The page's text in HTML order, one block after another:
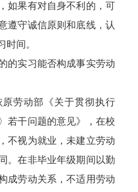
如果有对自身不利的，可
遵守诚信原则和底线，认
时间。
实习能否构成事实劳动
劳动部《关于贯彻执行
若干问题的意见》，在校
不视为就业，未建立劳动
。在非毕业年级期间以勤
成劳动关系，不适用劳动